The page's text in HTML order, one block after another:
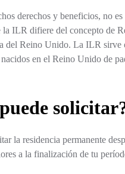
derechos y beneficios, no
la ILR difiere del concepto de
del Reino Unido. La ILR
en el Reino Unido de
la residencia permanente
a la finalización de tu